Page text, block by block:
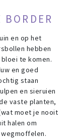
en op het
hebben
te komen.
en goed
staan
en sieruien
vaste planten,
moet je nooit
halen om